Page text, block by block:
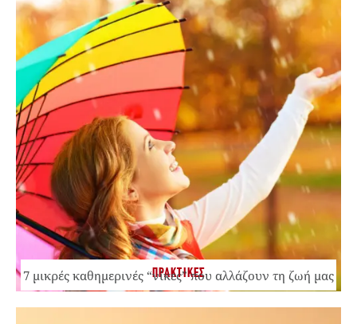
ΠΡΑΚΤΙΚΕΣ
7 μικρές καθημερινές “νίκες” που αλλάζουν τη ζωή μας